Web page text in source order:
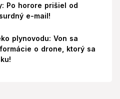
Po horore prišiel od
e-mail!
plynovodu: Von sa
o drone, ktorý sa